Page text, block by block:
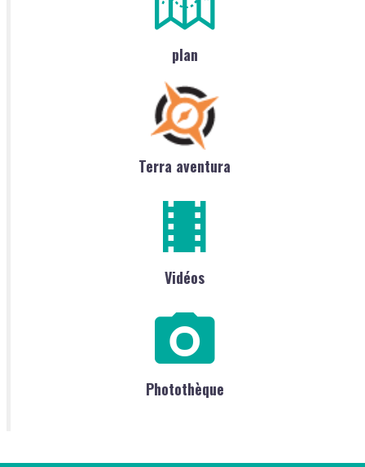
plan
Terra aventura
Vidéos
Photothèque